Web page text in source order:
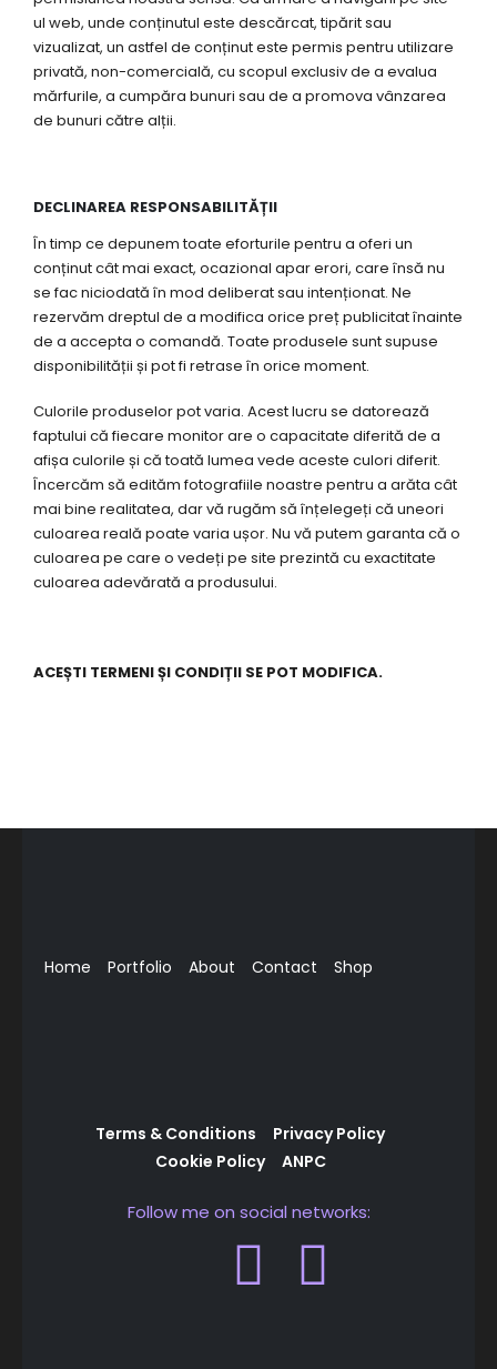
ul web, unde conținutul este descărcat, tipărit sau
vizualizat, un astfel de conținut este permis pentru utilizare
privată, non-comercială, cu scopul exclusiv de a evalua
mărfurile, a cumpăra bunuri sau de a promova vânzarea
de bunuri către alții.
DECLINAREA RESPONSABILITĂȚII
În timp ce depunem toate eforturile pentru a oferi un
conținut cât mai exact, ocazional apar erori, care însă nu
se fac niciodată în mod deliberat sau intenționat. Ne
rezervăm dreptul de a modifica orice preț publicitat înainte
de a accepta o comandă. Toate produsele sunt supuse
disponibilității și pot fi retrase în orice moment.
Culorile produselor pot varia. Acest lucru se datorează
faptului că fiecare monitor are o capacitate diferită de a
afișa culorile și că toată lumea vede aceste culori diferit.
Încercăm să edităm fotografiile noastre pentru a arăta cât
mai bine realitatea, dar vă rugăm să înțelegeți că uneori
culoarea reală poate varia ușor. Nu vă putem garanta că o
culoarea pe care o vedeți pe site prezintă cu exactitate
culoarea adevărată a produsului.
ACEȘTI TERMENI ȘI CONDIȚII SE POT MODIFICA.
Home Portfolio About Contact Shop
Terms & Conditions
Privacy Policy
Cookie Policy
ANPC
Follow me on social networks: